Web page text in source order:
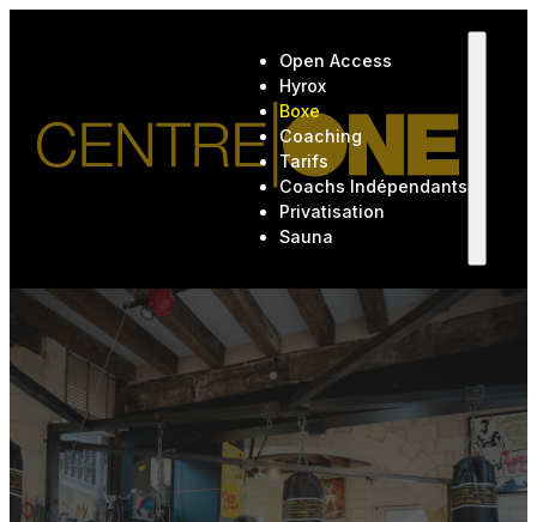
Open Access
Hyrox
Boxe
Coaching
Tarifs
Coachs Indépendants
Privatisation
Sauna